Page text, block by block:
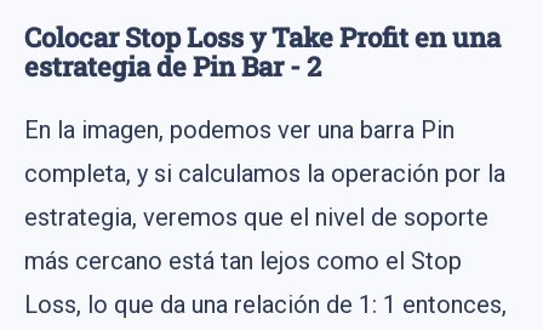
Colocar Stop Loss y Take Profit en una
estrategia de Pin Bar - 2
En la imagen, podemos ver una barra Pin
completa, y si calculamos la operación por la
estrategia, veremos que el nivel de soporte
más cercano está tan lejos como el Stop
Loss, lo que da una relación de 1: 1 entonces,